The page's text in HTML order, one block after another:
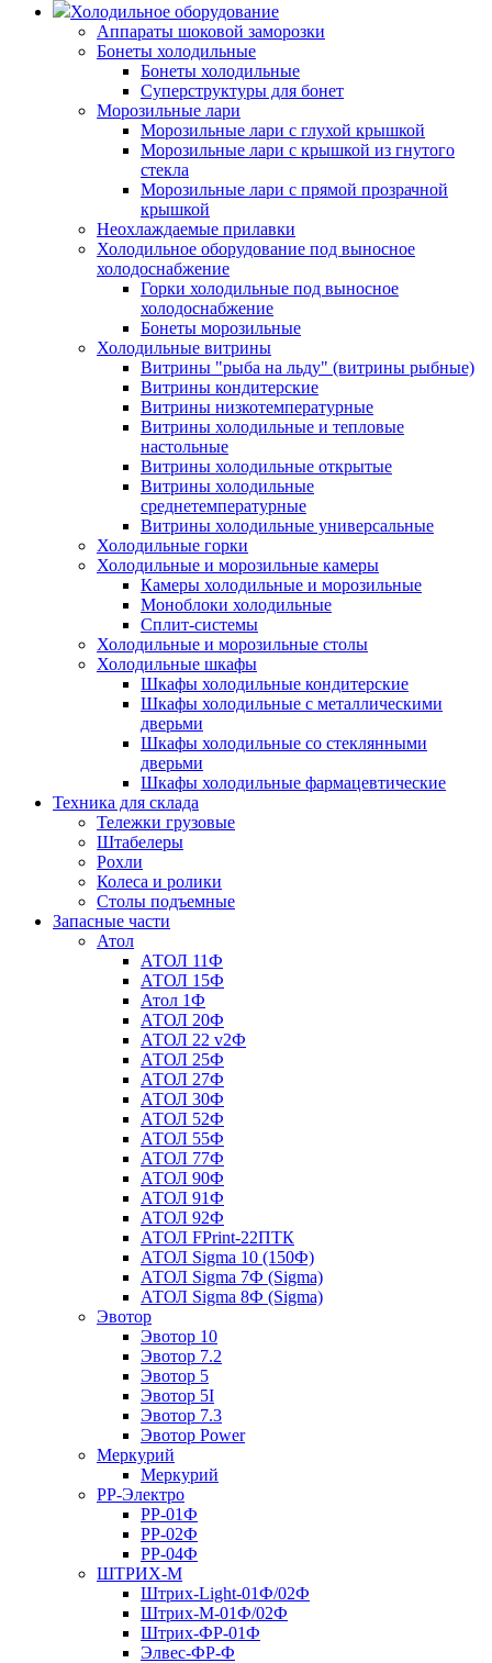
Холодильное оборудование
Аппараты шоковой заморозки
Бонеты холодильные
Бонеты холодильные
Суперструктуры для бонет
Морозильные лари
Морозильные лари с глухой крышкой
Морозильные лари с крышкой из гнутого
стекла
Морозильные лари с прямой прозрачной
крышкой
Неохлаждаемые прилавки
Холодильное оборудование под выносное
холодоснабжение
Горки холодильные под выносное
холодоснабжение
Бонеты морозильные
Холодильные витрины
Витрины "рыба на льду" (витрины рыбные)
Витрины кондитерские
Витрины низкотемпературные
Витрины холодильные и тепловые
настольные
Витрины холодильные открытые
Витрины холодильные
среднетемпературные
Витрины холодильные универсальные
Холодильные горки
Холодильные и морозильные камеры
Камеры холодильные и морозильные
Моноблоки холодильные
Сплит-системы
Холодильные и морозильные столы
Холодильные шкафы
Шкафы холодильные кондитерские
Шкафы холодильные с металлическими
дверьми
Шкафы холодильные со стеклянными
дверьми
Шкафы холодильные фармацевтические
Техника для склада
Тележки грузовые
Штабелеры
Рохли
Колеса и ролики
Столы подъемные
Запасные части
Атол
АТОЛ 11Ф
АТОЛ 15Ф
Атол 1Ф
АТОЛ 20Ф
АТОЛ 22 v2Ф
АТОЛ 25Ф
АТОЛ 27Ф
АТОЛ 30Ф
АТОЛ 52Ф
АТОЛ 55Ф
АТОЛ 77Ф
АТОЛ 90Ф
АТОЛ 91Ф
АТОЛ 92Ф
АТОЛ FPrint-22ПТК
АТОЛ Sigma 10 (150Ф)
АТОЛ Sigma 7Ф (Sigma)
АТОЛ Sigma 8Ф (Sigma)
Эвотор
Эвотор 10
Эвотор 7.2
Эвотор 5
Эвотор 5I
Эвотор 7.3
Эвотор Power
Меркурий
Меркурий
РР-Электро
РР-01Ф
РР-02Ф
РР-04Ф
ШТРИХ-М
Штрих-Light-01Ф/02Ф
Штрих-М-01Ф/02Ф
Штрих-ФР-01Ф
Элвес-ФР-Ф